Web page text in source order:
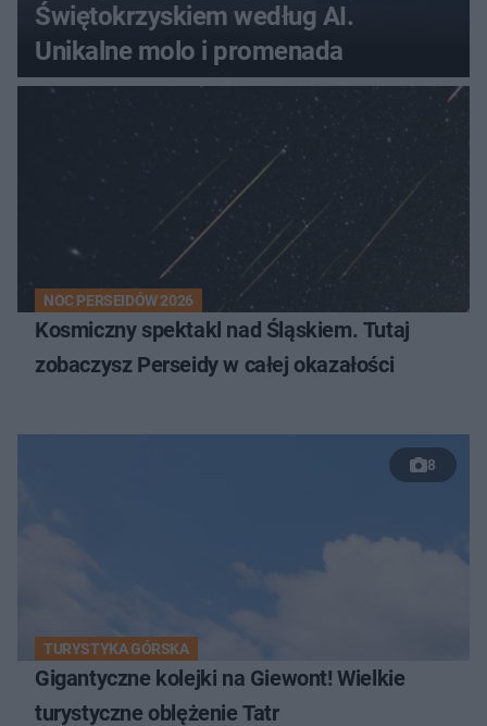
Świętokrzyskiem według AI.
Unikalne molo i promenada
NOC PERSEIDÓW 2026
Kosmiczny spektakl nad Śląskiem. Tutaj
zobaczysz Perseidy w całej okazałości
8
TURYSTYKA GÓRSKA
Gigantyczne kolejki na Giewont! Wielkie
turystyczne oblężenie Tatr